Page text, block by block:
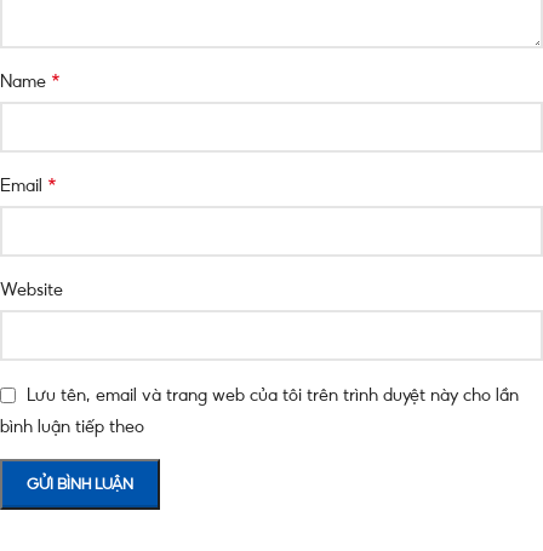
Name *
Email *
Website
Lưu tên, email và trang web của tôi trên trình duyệt này cho lần
bình luận tiếp theo